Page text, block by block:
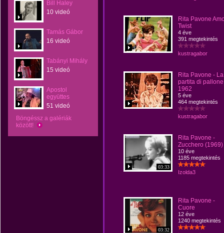
Bill Haley
10 videó
Tamás Gábor
16 videó
Tabányi Mihály
15 videó
Apostol
együttes
51 videó
Böngéssz a galériák
között!
Rita Pavone
Twist
4 éve
391 megtekintés
kustragabor
Rita Pavone - La
partita di pallone
1962
5 éve
464 megtekintés
kustragabor
03:33
Rita Pavone -
Zucchero (1969)
10 éve
1185 megtekintés
Izolda3
03:32
Rita Pavone -
Cuore
12 éve
1240 megtekintés